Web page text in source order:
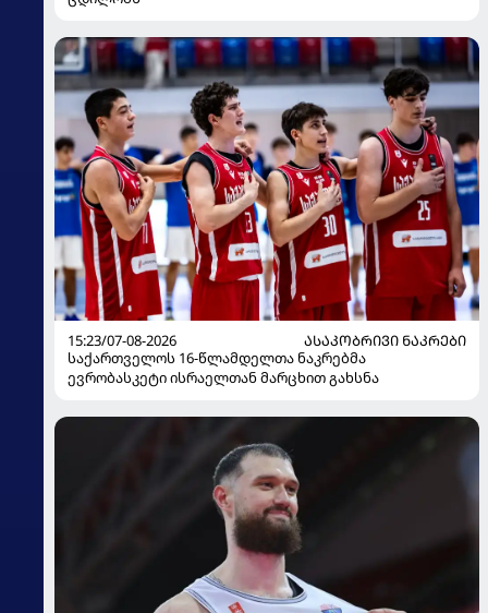
15:23/07-08-2026
ᲐᲡᲐᲙᲝᲑᲠᲘᲕᲘ ᲜᲐᲙᲠᲔᲑᲘ
საქართველოს 16-წლამდელთა ნაკრებმა
ევრობასკეტი ისრაელთან მარცხით გახსნა